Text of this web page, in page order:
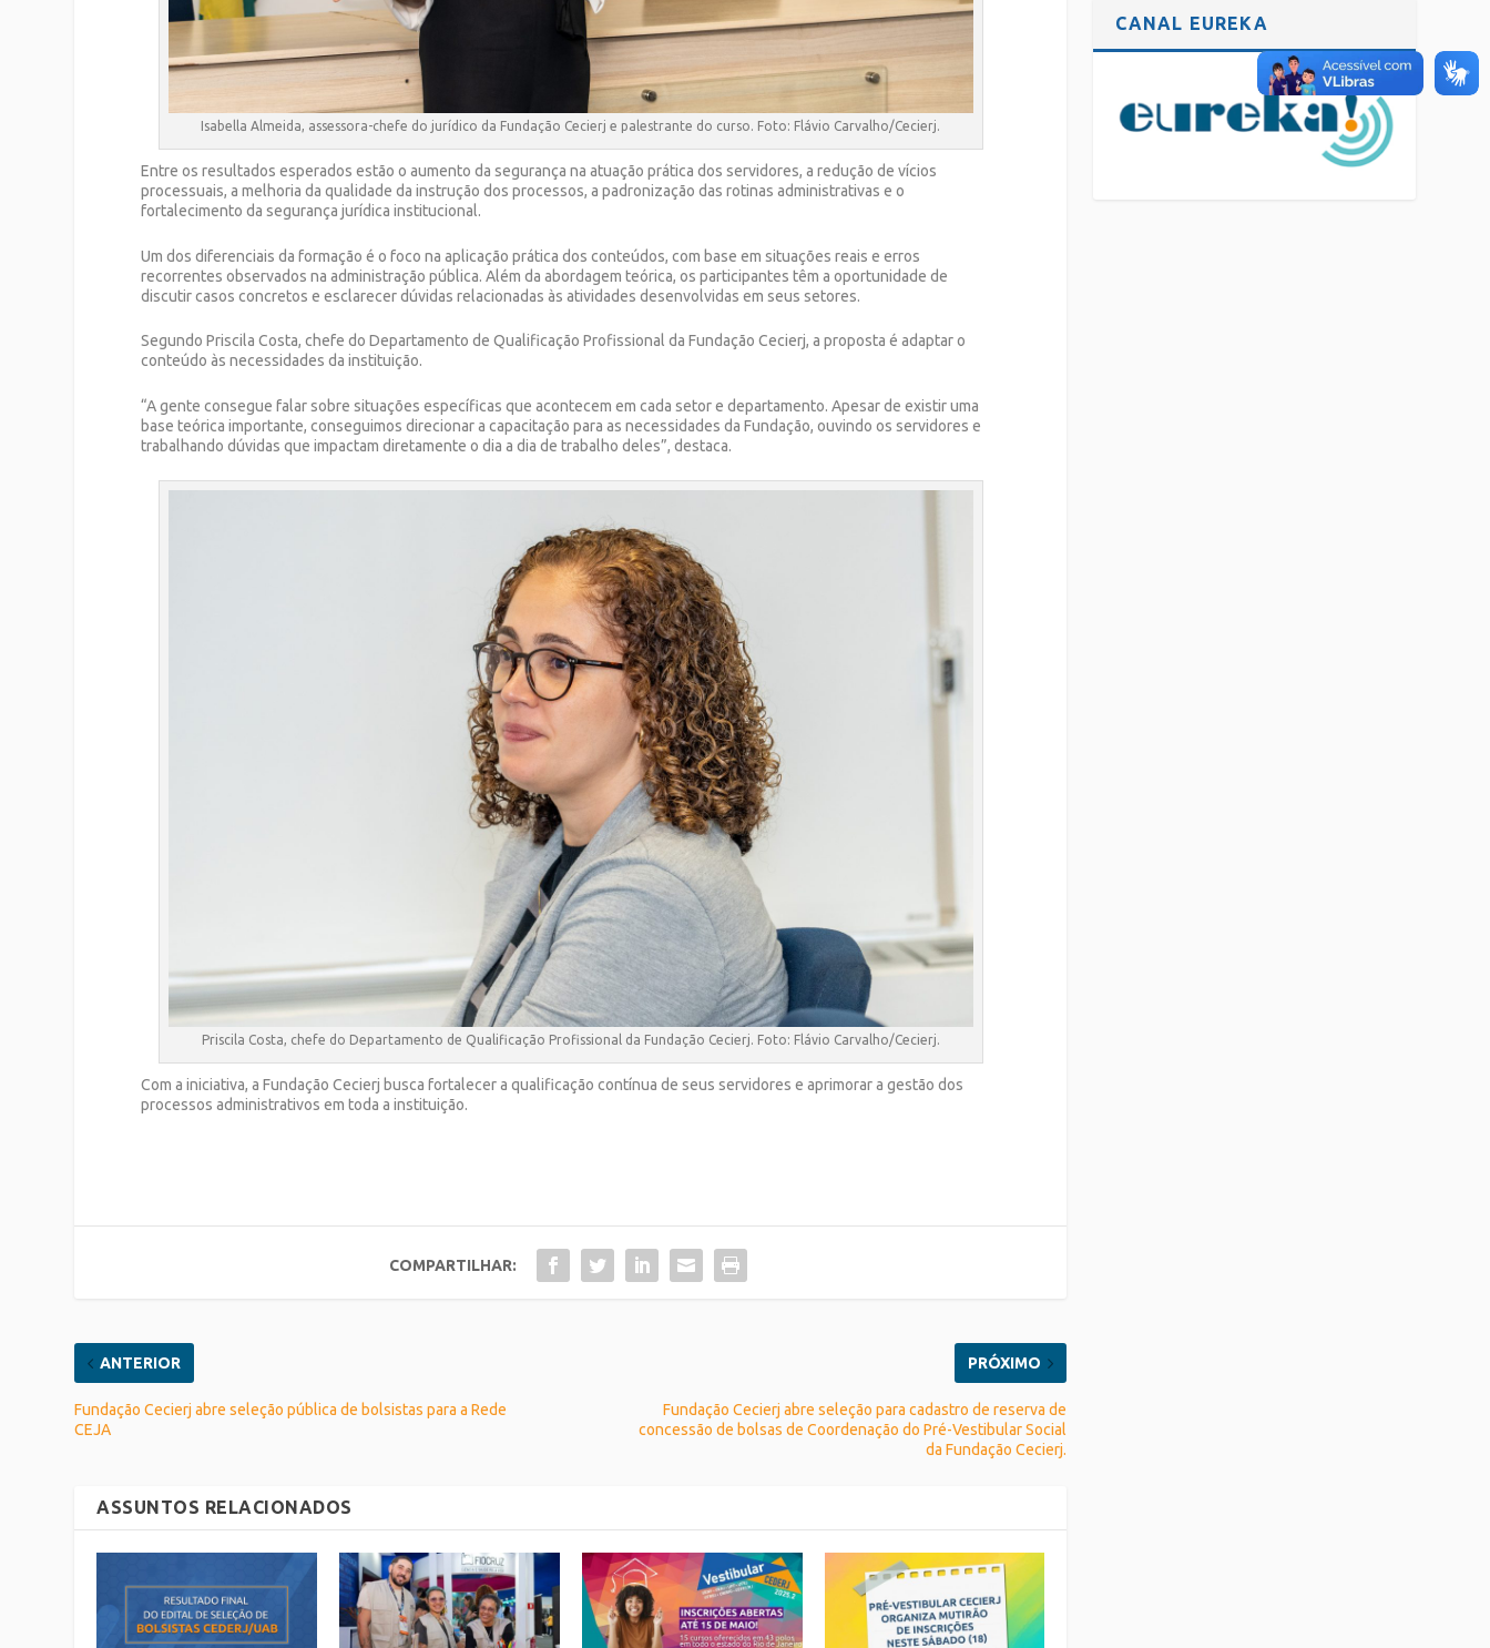
Isabella Almeida, assessora-chefe do jurídico da Fundação Cecierj e palestrante do curso. Foto: Flávio Carvalho/Cecierj.
Entre os resultados esperados estão o aumento da segurança na atuação prática dos servidores, a redução de vícios
processuais, a melhoria da qualidade da instrução dos processos, a padronização das rotinas administrativas e o
fortalecimento da segurança jurídica institucional.
Um dos diferenciais da formação é o foco na aplicação prática dos conteúdos, com base em situações reais e erros
recorrentes observados na administração pública. Além da abordagem teórica, os participantes têm a oportunidade de
discutir casos concretos e esclarecer dúvidas relacionadas às atividades desenvolvidas em seus setores.
Segundo Priscila Costa, chefe do Departamento de Qualificação Profissional da Fundação Cecierj, a proposta é adaptar o
conteúdo às necessidades da instituição.
“A gente consegue falar sobre situações específicas que acontecem em cada setor e departamento. Apesar de existir uma
base teórica importante, conseguimos direcionar a capacitação para as necessidades da Fundação, ouvindo os servidores e
trabalhando dúvidas que impactam diretamente o dia a dia de trabalho deles”, destaca.
Priscila Costa, chefe do Departamento de Qualificação Profissional da Fundação Cecierj. Foto: Flávio Carvalho/Cecierj.
Com a iniciativa, a Fundação Cecierj busca fortalecer a qualificação contínua de seus servidores e aprimorar a gestão dos
processos administrativos em toda a instituição.
COMPARTILHAR:
ANTERIOR
Fundação Cecierj abre seleção pública de bolsistas para a Rede
CEJA
PRÓXIMO
Fundação Cecierj abre seleção para cadastro de reserva de
concessão de bolsas de Coordenação do Pré-Vestibular Social
da Fundação Cecierj.
ASSUNTOS RELACIONADOS
CANAL EUREKA